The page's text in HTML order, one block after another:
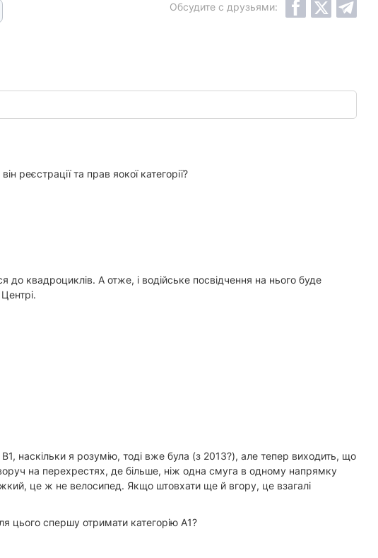
Обсудите с друзьями:
реєстрації та прав яокої категорії?
квадроциклів. А отже, і водійське посвідчення на нього буде
наскільки я розумію, тоді вже була (з 2013?), але тепер виходить, що
на перехрестях, де більше, ніж одна смуга в одному напрямку
це ж не велосипед. Якщо штовхати ще й вгору, це взагалі
цього спершу отримати категорію А1?